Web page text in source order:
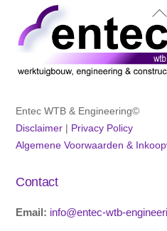
To
Entec WTB & Engineering©
Disclaimer
Privacy Policy
Algemene Voorwaarden &
Contact
Email: info@entec-wtb-